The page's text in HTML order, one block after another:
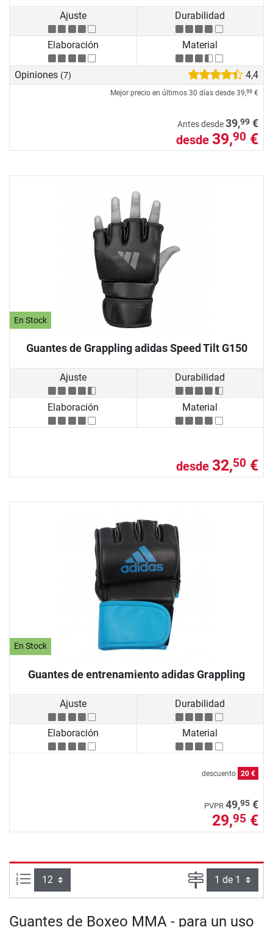
Ajuste Durabilidad
Elaboración Material
Opiniones (7) 4,4
Mejor precio en últimos 30 días desde 39,99 €
Antes desde39,99 €
desde 39,90 €
En Stock
Guantes de Grappling adidas Speed Tilt G150
Ajuste Durabilidad
Elaboración Material
desde 32,50 €
En Stock
Guantes de entrenamiento adidas Grappling
Ajuste Durabilidad
Elaboración Material
descuento 20 €
PVPR 49,95 €
29,95 €
Artículos por página: Página
Guantes de Boxeo MMA - para un uso